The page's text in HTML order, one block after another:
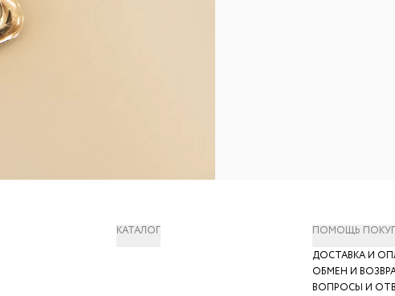
КАТАЛОГ
ПОМОЩЬ
ДОСТАВКА И
ОБМЕН И
ВОПРОСЫ И